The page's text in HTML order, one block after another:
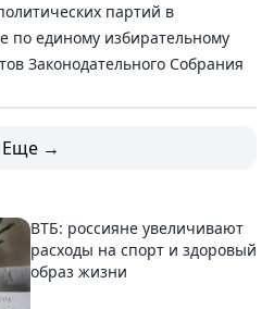
партий в
по единому избирательному
Законодательного Собрания
Еще →
ВТБ: россияне увеличивают
расходы на спорт и здоровый
образ жизни